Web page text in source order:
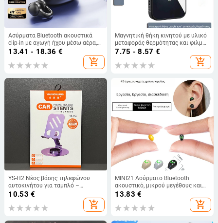
Ασύρματα Bluetooth ακουστικά
clip-in με αγωγή ήχου μέσω αέρα,
με μείωση θορύβου, Bluetooth 5.4,
13.41 - 18.36 €
add_shopping_cart
Μαγνητική θήκη κινητού με υλικό
μεταφοράς θερμότητας και φιλμ
μεταφοράς θερμότητας – DIY θήκη
7.75 - 8.57 €
add_shopping_cart
YS-H2 Νέος βάσης τηλεφώνου
αυτοκινήτου για ταμπλό –
συμπαγής επιτραπέζια βάση
10.53 €
add_shopping_cart
MINI21 Ασύρματο Bluetooth
ακουστικό, μικρού μεγέθους και
αόρατο, ένα αυτί για τρέξιμο και
ποιότητας, μοντέλο 2025
13.83 €
add_shopping_cart